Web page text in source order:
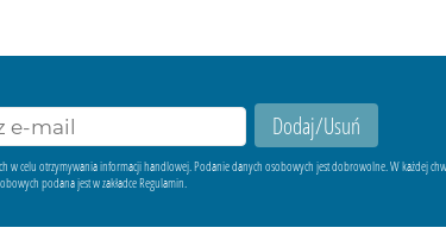
celu otrzymywania informacji handlowej. Podanie danych osobowych jest dobrowolne. W każdej
podana jest w zakładce Regulamin.